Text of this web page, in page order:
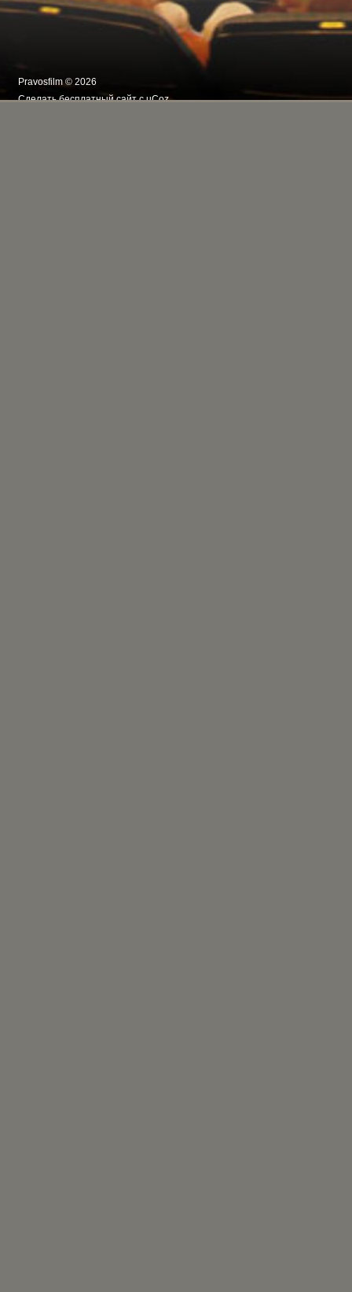
Pravosfilm © 2026
Сделатьбесплатный сайтсuCoz